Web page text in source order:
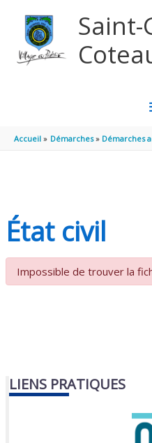
Saint-
Accueil Démarches Démarches
État civil
Impossible de trouver la
LIENS PRATIQUES